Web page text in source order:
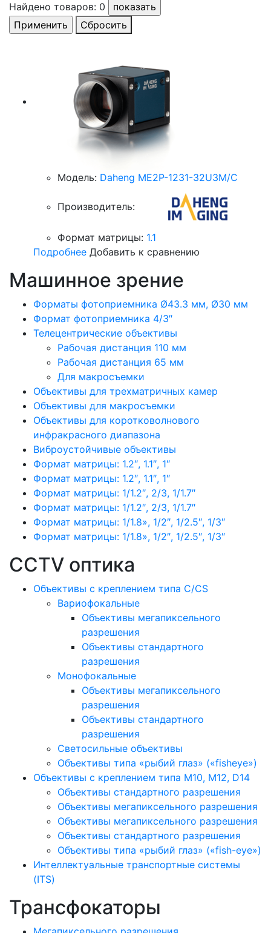
Найдено товаров: 0
Сбросить
Модель: Daheng ME2P-1231-32U3M/C
Производитель:
Формат матрицы: 1.1
Подробнее Добавить к сравнению
Машинное зрение
Форматы фотоприемника Ø43.3 мм, Ø30 мм
Формат фотоприемника 4/3″
Телецентрические объективы
Рабочая дистанция 110 мм
Рабочая дистанция 65 мм
Для макросъемки
Объективы для трехматричных камер
Объективы для макросъемки
Объективы для коротковолнового
инфракрасного диапазона
Виброустойчивые объективы
Формат матрицы: 1.2″, 1.1″, 1″
Формат матрицы: 1.2″, 1.1″, 1″
Формат матрицы: 1/1.2″, 2/3, 1/1.7″
Формат матрицы: 1/1.2″, 2/3, 1/1.7″
Формат матрицы: 1/1.8», 1/2″, 1/2.5″, 1/3″
Формат матрицы: 1/1.8», 1/2″, 1/2.5″, 1/3″
CCTV оптика
Объективы с креплением типа C/CS
Вариофокальные
Объективы мегапиксельного
разрешения
Объективы стандартного
разрешения
Монофокальные
Объективы мегапиксельного
разрешения
Объективы стандартного
разрешения
Светосильные объективы
Объективы типа «рыбий глаз» («fisheye»)
Объективы с креплением типа M10, M12, D14
Объективы стандартного разрешения
Объективы мегапиксельного разрешения
Объективы мегапиксельного разрешения
Объективы стандартного разрешения
Объективы типа «рыбий глаз» («fish-eye»)
Интеллектуальные транспортные системы
(ITS)
Трансфокаторы